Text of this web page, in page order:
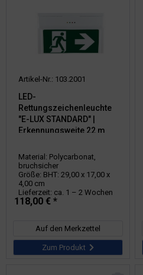
Artikel-Nr.: 103.2001
LED-
Rettungszeichenleuchte
"E-LUX STANDARD" |
Erkennungsweite 22 m
Material: Polycarbonat,
bruchsicher
Größe: BHT: 29,00 x 17,00 x
4,00 cm
Lieferzeit: ca. 1 – 2 Wochen
118,00 € *
Auf den Merkzettel
Zum Produkt